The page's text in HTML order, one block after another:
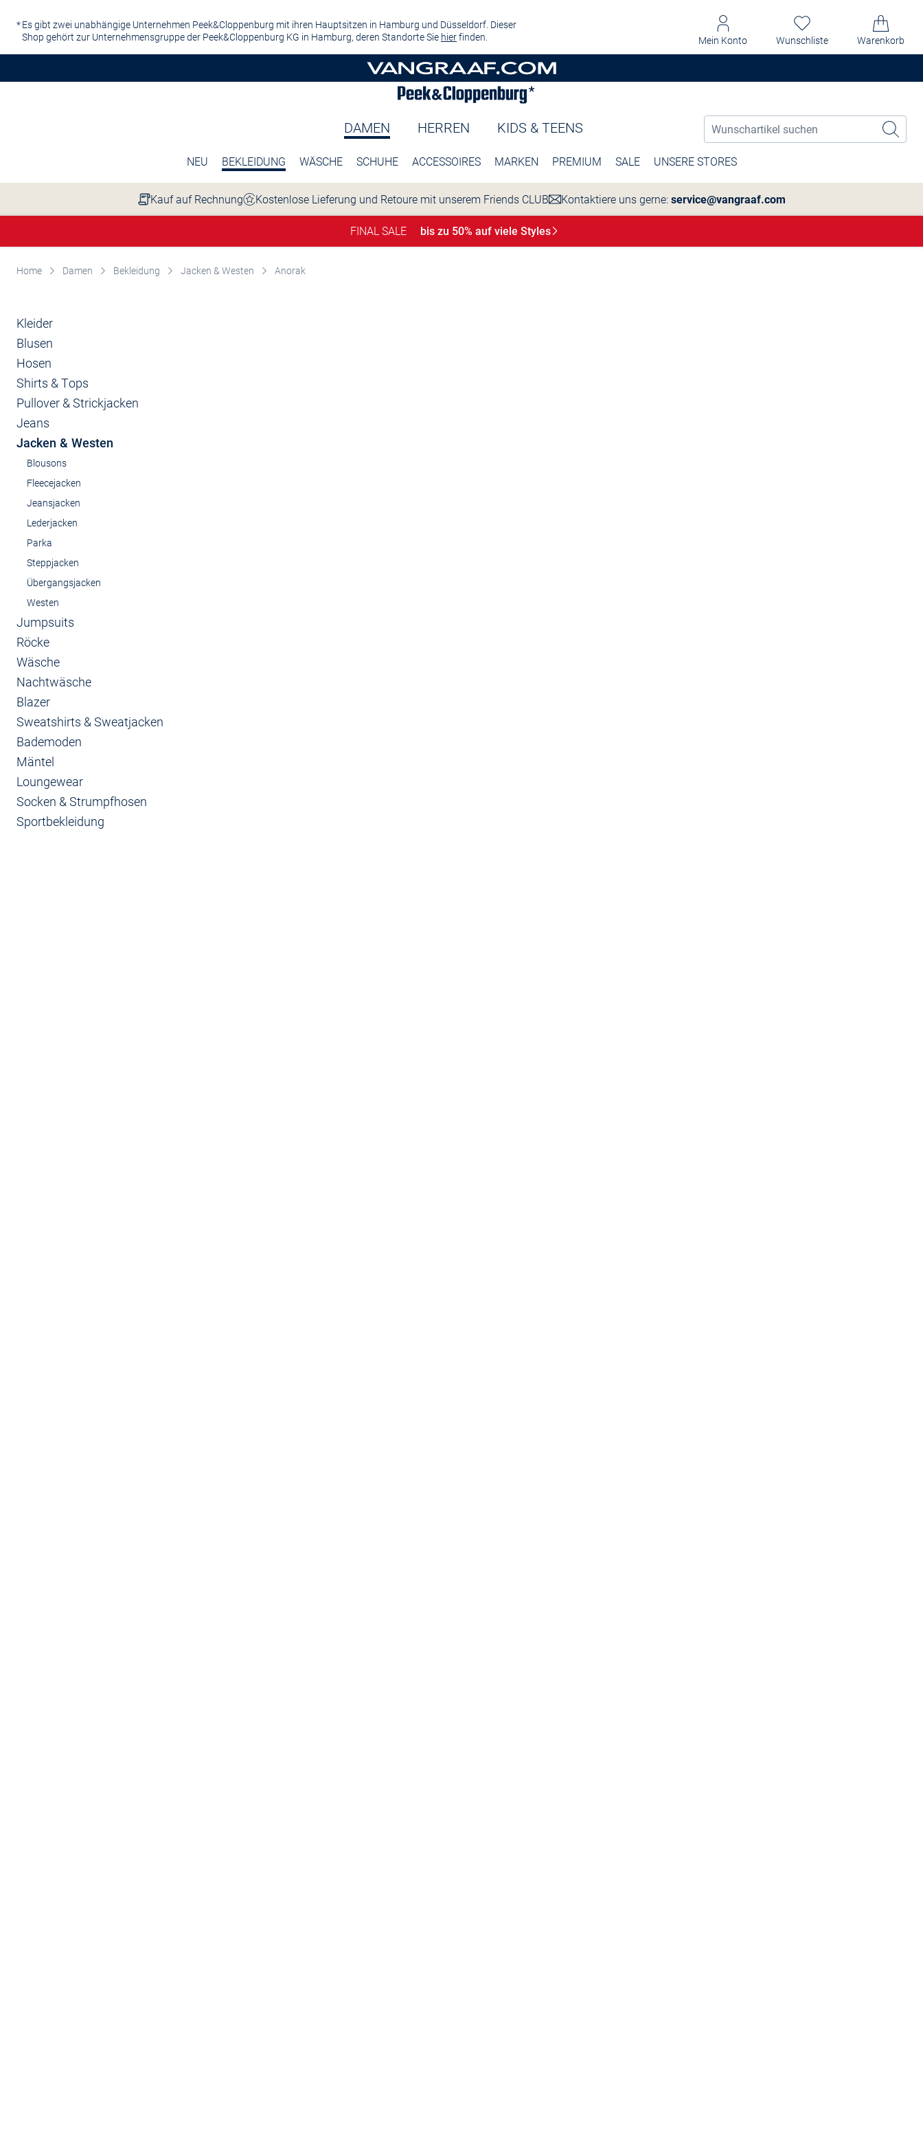
Es gibt zwei unabhängige Unternehmen Peek&Cloppenburg mit ihren Hauptsitzen in Hamburg und Düsseldorf. Dieser
Shop gehört zur Unternehmensgruppe der Peek&Cloppenburg KG in Hamburg, deren Standorte Sie hierfinden. Mein Konto Wunschliste Warenkorb
DAMEN HERREN KIDS & TEENS
NEU BEKLEIDUNG WÄSCHE SCHUHE ACCESSOIRES MARKEN PREMIUM SALE UNSERE STORES
Kauf auf Rechnung Kostenlose Lieferung und Retoure mit unserem Friends CLUB Kontaktiere uns gerne: service@vangraaf.com
FINAL SALE bis zu 50% auf viele Styles
Home Damen Bekleidung Jacken & Westen Anorak
Kleider
Blusen
Hosen
Shirts & Tops
Pullover & Strickjacken
Jeans
Jacken & Westen
Blousons
Fleecejacken
Jeansjacken
Lederjacken
Parka
Steppjacken
Übergangsjacken
Westen
Jumpsuits
Röcke
Wäsche
Nachtwäsche
Blazer
Sweatshirts & Sweatjacken
Bademoden
Mäntel
Loungewear
Socken & Strumpfhosen
Sportbekleidung